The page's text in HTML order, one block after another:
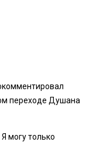
переходе Душана
могу только